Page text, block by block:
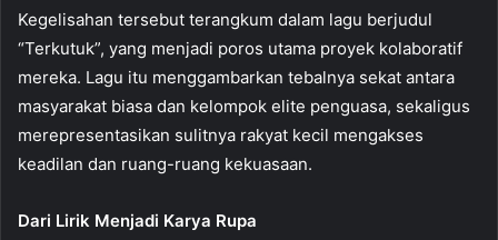
Kegelisahan tersebut terangkum dalam lagu berjudul
“Terkutuk”, yang menjadi poros utama proyek kolaboratif
mereka. Lagu itu menggambarkan tebalnya sekat antara
masyarakat biasa dan kelompok elite penguasa, sekaligus
merepresentasikan sulitnya rakyat kecil mengakses
keadilan dan ruang-ruang kekuasaan.
Dari Lirik Menjadi Karya Rupa